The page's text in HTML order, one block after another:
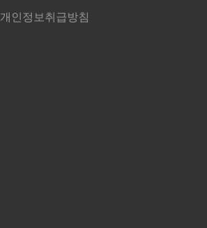
개인정보취급방침